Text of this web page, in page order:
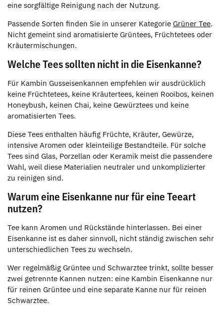
eine sorgfältige Reinigung nach der Nutzung.
Passende Sorten finden Sie in unserer Kategorie Grüner Tee.
Nicht gemeint sind aromatisierte Grüntees, Früchtetees oder
Kräutermischungen.
Welche Tees sollten nicht in die Eisenkanne?
Für Kambin Gusseisenkannen empfehlen wir ausdrücklich
keine Früchtetees, keine Kräutertees, keinen Rooibos, keinen
Honeybush, keinen Chai, keine Gewürztees und keine
aromatisierten Tees.
Diese Tees enthalten häufig Früchte, Kräuter, Gewürze,
intensive Aromen oder kleinteilige Bestandteile. Für solche
Tees sind Glas, Porzellan oder Keramik meist die passendere
Wahl, weil diese Materialien neutraler und unkomplizierter
zu reinigen sind.
Warum eine Eisenkanne nur für eine Teeart
nutzen?
Tee kann Aromen und Rückstände hinterlassen. Bei einer
Eisenkanne ist es daher sinnvoll, nicht ständig zwischen sehr
unterschiedlichen Tees zu wechseln.
Wer regelmäßig Grüntee und Schwarztee trinkt, sollte besser
zwei getrennte Kannen nutzen: eine Kambin Eisenkanne nur
für reinen Grüntee und eine separate Kanne nur für reinen
Schwarztee.